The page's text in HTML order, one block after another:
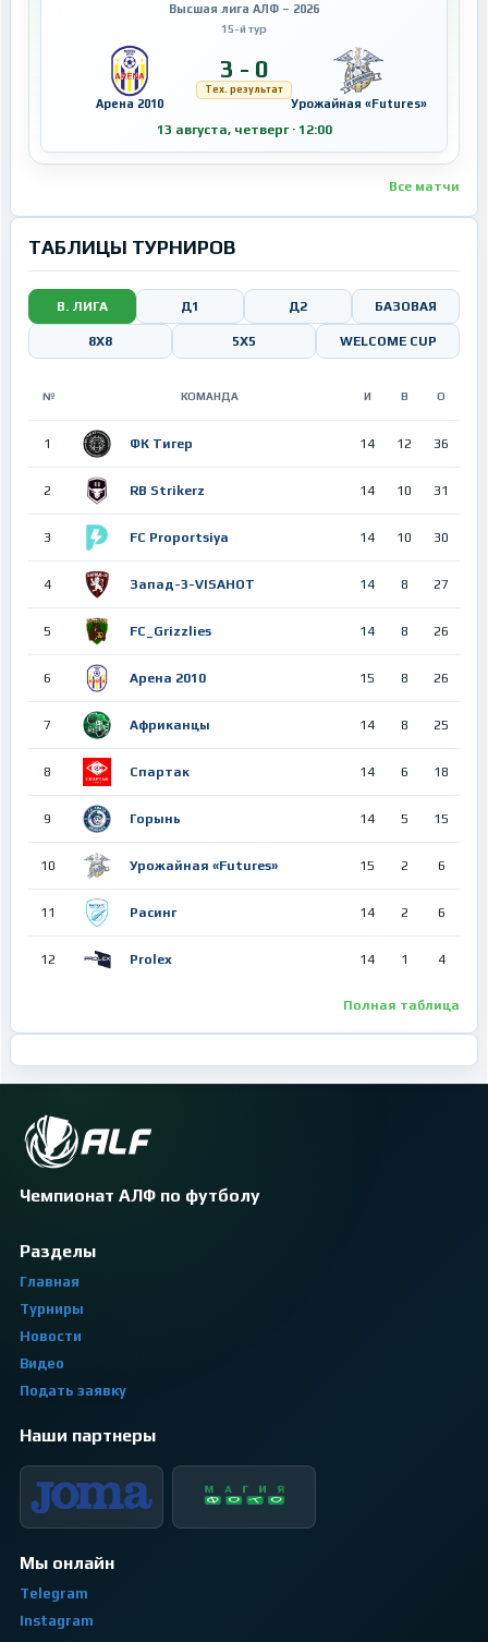
Высшая лига АЛФ – 2026
15-й тур
Арена 2010
3 - 0
Тех. результат
Урожайная «Futures»
13 августа, четверг · 12:00
Все матчи
ТАБЛИЦЫ ТУРНИРОВ
В. ЛИГА Д1 Д2 БАЗОВАЯ
8Х8 5X5 WELCOME CUP
№ КОМАНДА И В О
1 ФК Тигер 14 12 36
2 RB Strikerz 14 10 31
3 FC Proportsiya 14 10 30
4 Запад-3-VISAHOT 14 8 27
5 FC_Grizzlies 14 8 26
6 Арена 2010 15 8 26
7 Африканцы 14 8 25
8 Спартак 14 6 18
9 Горынь 14 5 15
10 Урожайная «Futures» 15 2 6
11 Расинг 14 2 6
12 Prolex 14 1 4
Полная таблица
Чемпионат АЛФ по футболу
Разделы
Главная
Турниры
Новости
Видео
Подать заявку
Наши партнеры
Мы онлайн
Telegram
Instagram